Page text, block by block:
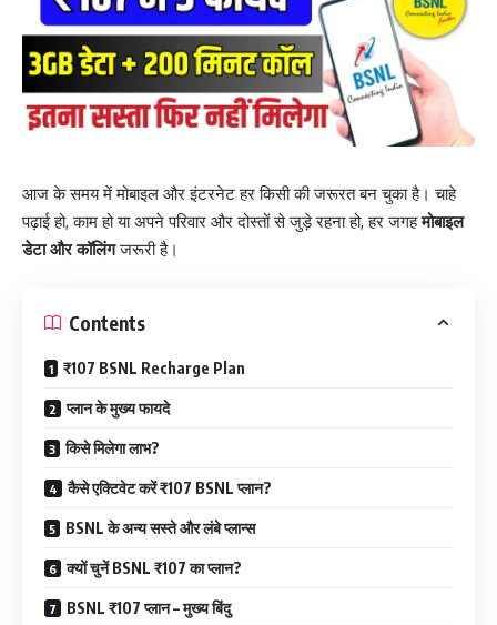
आज के समय में मोबाइल और इंटरनेट हर किसी की जरूरत बन चुका है। चाहे
पढ़ाई हो, काम हो या अपने परिवार और दोस्तों से जुड़े रहना हो, हर जगहमोबाइल
डेटा और कॉलिंगजरूरी है।
Contents
₹107 BSNL Recharge Plan
प्लान के मुख्य फायदे
किसे मिलेगा लाभ?
कैसे एक्टिवेट करें ₹107 BSNL प्लान?
BSNL के अन्य सस्ते और लंबे प्लान्स
क्यों चुनें BSNL ₹107 का प्लान?
BSNL ₹107 प्लान – मुख्य बिंदु